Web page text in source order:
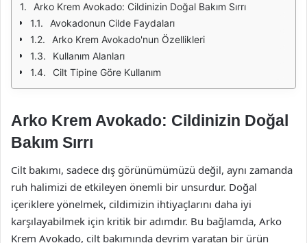
Arko Krem Avokado: Cildinizin Doğal Bakım Sırrı
Avokadonun Cilde Faydaları
Arko Krem Avokado'nun Özellikleri
Kullanım Alanları
Cilt Tipine Göre Kullanım
Arko Krem Avokado: Cildinizin Doğal
Bakım Sırrı
Cilt bakımı, sadece dış görünümümüzü değil, aynı zamanda
ruh halimizi de etkileyen önemli bir unsurdur. Doğal
içeriklere yönelmek, cildimizin ihtiyaçlarını daha iyi
karşılayabilmek için kritik bir adımdır. Bu bağlamda, Arko
Krem Avokado, cilt bakımında devrim yaratan bir ürün